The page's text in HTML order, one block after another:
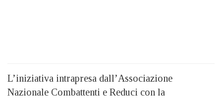
L’iniziativa intrapresa dall’Associazione
Nazionale Combattenti e Reduci con la